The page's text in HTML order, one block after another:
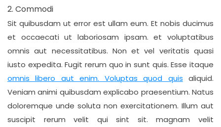
Commodi
Sit quibusdam ut error est ullam eum. Et nobis ducimus
et occaecati ut laboriosam ipsam. et voluptatibus
omnis aut necessitatibus. Non et vel veritatis quasi
iusto expedita. Fugit rerum quo in sunt quis. Esse itaque
omnis libero aut enim. Voluptas quod quis aliquid.
Veniam animi quibusdam explicabo praesentium. Natus
doloremque unde soluta non exercitationem. Illum aut
suscipit rerum velit qui sint sit. magnam velit